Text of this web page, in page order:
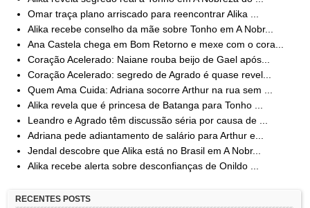
Omar traça plano arriscado para reencontrar Alika ...
Alika recebe conselho da mãe sobre Tonho em A Nobr...
Ana Castela chega em Bom Retorno e mexe com o cora...
Coração Acelerado: Naiane rouba beijo de Gael após...
Coração Acelerado: segredo de Agrado é quase revel...
Quem Ama Cuida: Adriana socorre Arthur na rua sem ...
Alika revela que é princesa de Batanga para Tonho ...
Leandro e Agrado têm discussão séria por causa de ...
Adriana pede adiantamento de salário para Arthur e...
Jendal descobre que Alika está no Brasil em A Nobr...
Alika recebe alerta sobre desconfianças de Onildo ...
RECENTES POSTS